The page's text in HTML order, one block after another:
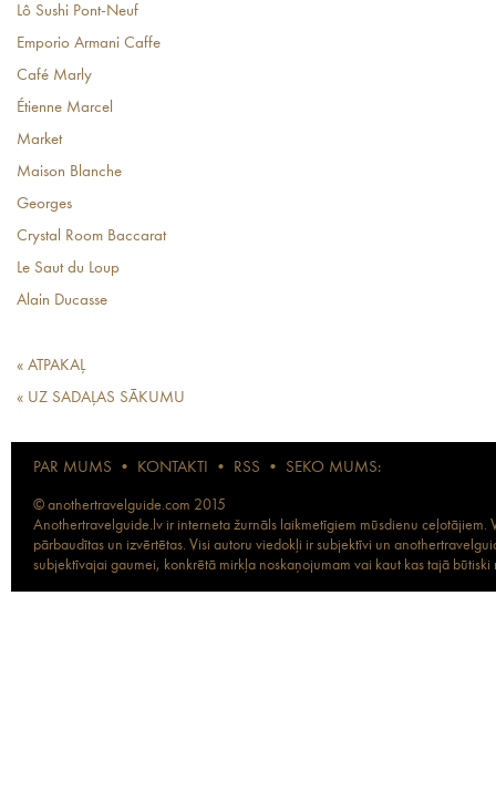
Lô Sushi Pont-Neuf
Emporio Armani Caffe
Café Marly
Étienne Marcel
Market
Maison Blanche
Georges
Crystal Room Baccarat
Le Saut du Loup
Alain Ducasse
« ATPAKAĻ
« UZ SADAĻAS SĀKUMU
PAR MUMS • KONTAKTI • RSS • SEKO MUMS:
© anothertravelguide.com 2015
Anothertravelguide.lv ir interneta žurnāls laikmetīgiem mūsdienu
pārbaudītas un izvērtētas. Visi autoru viedokļi ir subjektīvi un
subjektīvajai gaumei, konkrētā mirkļa noskaņojumam vai kaut kas tajā